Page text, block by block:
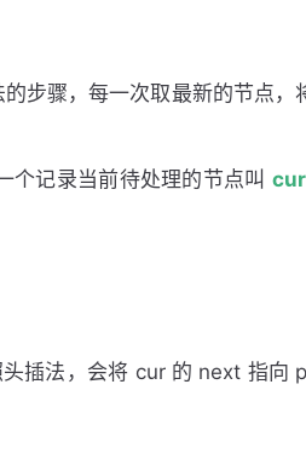
步骤，每一次取最新的节点
个记录当前待处理的节点叫 cur
插法，会将 cur 的 next 指向